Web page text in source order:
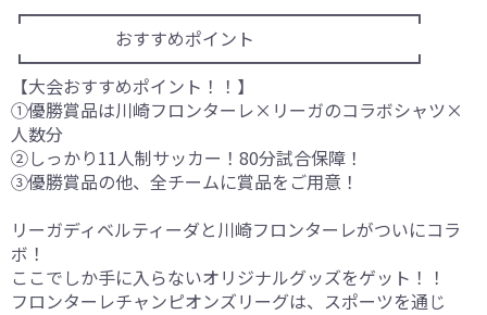
┏━━━━━━━━━━━━━━━━━━━━━━┓
おすすめポイント
┗━━━━━━━━━━━━━━━━━━━━━━┛
【大会おすすめポイント！！】
①優勝賞品は川崎フロンターレ×リーガのコラボシャツ×
人数分
②しっかり11人制サッカー！80分試合保障！
③優勝賞品の他、全チームに賞品をご用意！
リーガディベルティーダと川崎フロンターレがついにコラ
ボ！
ここでしか手に入らないオリジナルグッズをゲット！！
フロンターレチャンピオンズリーグは、スポーツを通じ